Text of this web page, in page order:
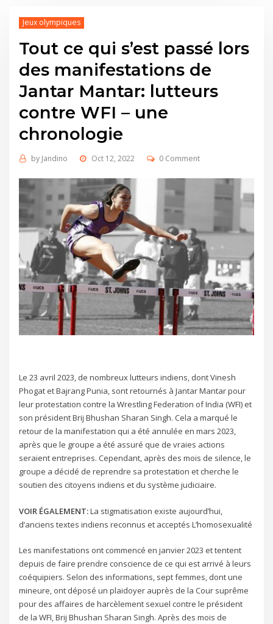
Jeux olympiques
Tout ce qui s’est passé lors
des manifestations de
Jantar Mantar: lutteurs
contre WFI – une
chronologie
by Jandino Oct 12, 2022 0 Comment
Le 23 avril 2023, de nombreux lutteurs indiens, dont Vinesh
Phogat et Bajrang Punia, sont retournés à Jantar Mantar pour
leur protestation contre la Wrestling Federation of India (WFI) et
son président Brij Bhushan Sharan Singh. Cela a marqué le
retour de la manifestation qui a été annulée en mars 2023,
après que le groupe a été assuré que de vraies actions
seraient entreprises. Cependant, après des mois de silence, le
groupe a décidé de reprendre sa protestation et cherche le
soutien des citoyens indiens et du système judiciaire.
VOIR ÉGALEMENT:La stigmatisation existe aujourd’hui,
d’anciens textes indiens reconnus et acceptés L’homosexualité
Les manifestations ont commencé en janvier 2023 et tentent
depuis de faire prendre conscience de ce qui est arrivé à leurs
coéquipiers. Selon des informations, sept femmes, dont une
mineure, ont déposé un plaidoyer auprès de la Cour suprême
pour des affaires de harcèlement sexuel contre le président
de la WFI, Brij Bhushan Sharan Singh. Après des mois de